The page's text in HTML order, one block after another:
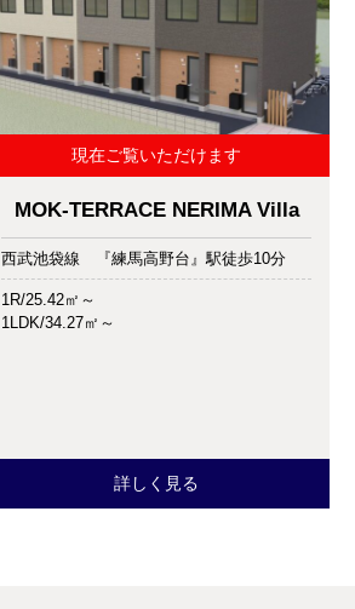
現在ご覧いただけます
MOK-TERRACE NERIMA Villa
西武池袋線 『練馬高野台』駅徒歩10分
1R/25.42㎡～
1LDK/34.27㎡～
詳しく見る